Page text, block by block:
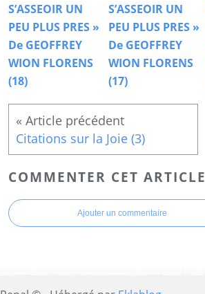
S’ASSEOIR UN
PEU PLUS PRES »
De GEOFFREY
WION FLORENS
(18)
S’ASSEOIR UN
PEU PLUS PRES »
De GEOFFREY
WION FLORENS
(17)
Citations sur la Joie (3)
COMMENTER CET ARTICLE
Ajouter un commentaire